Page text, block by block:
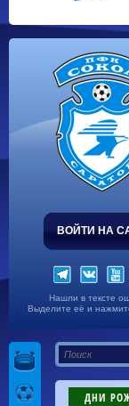
ВОЙТИ НА
Нашли в тексте
Выделите её и
ДНИ